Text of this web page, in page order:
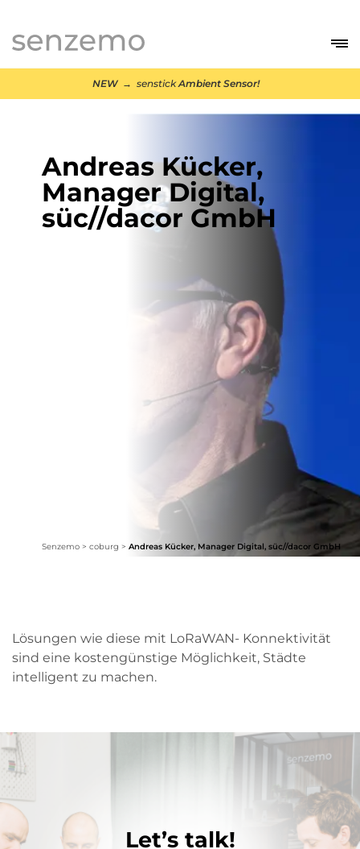
NEW→ senstickAmbient Sensor!
Andreas Kücker,
Manager Digital,
süc//dacor GmbH
Senzemo >coburg >Andreas Kücker, Manager Digital, süc//dacor GmbH
Lösungen wie diese mit LoRaWAN- Konnektivität
sind eine kostengünstige Möglichkeit, Städte
intelligent zu machen.
Let’s talk!